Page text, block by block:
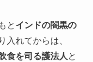
と インドの闇黒の
入れてからは、
食を司る護法人 と